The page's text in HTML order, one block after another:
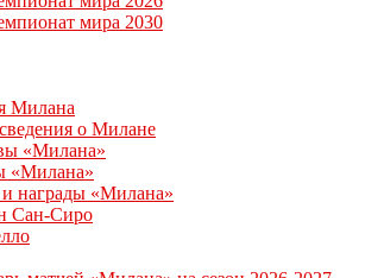
мира 2030
Милана
о Милане
«Милана»
«Милана»
награды «Милана»
Сан-Сиро